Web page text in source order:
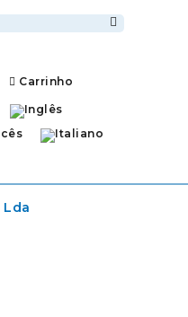
Carrinho